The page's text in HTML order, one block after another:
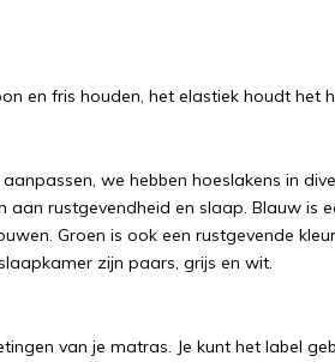
en fris houden, het elastiek houdt het
we hebben hoeslakens in
aan rustgevendheid en slaap. Blauw is
Groen is ook een rustgevende
zijn paars, grijs en wit.
van je matras. Je kunt het label